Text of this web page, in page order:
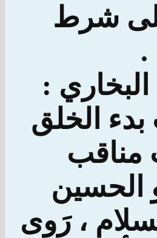
شرط
.
:
الخلق
مناقب
الحسين
، رَوى